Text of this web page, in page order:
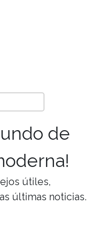
de
útiles,
últimas noticias.